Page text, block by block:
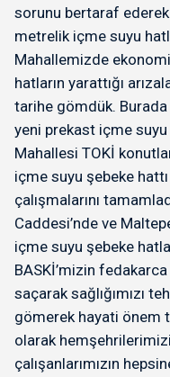
sorunu bertaraf
metrelik içme suyu
Mahallemizde
hatların yarattığı
tarihe gömdük.
yeni prekast içme
Mahallesi TOKİ
içme suyu şebeke
çalışmalarını
Caddesi’nde ve
içme suyu şebeke
BASKİ’mizin fedakarca
saçarak sağlığımızı
gömerek hayati önem
olarak
çalışanlarımızın